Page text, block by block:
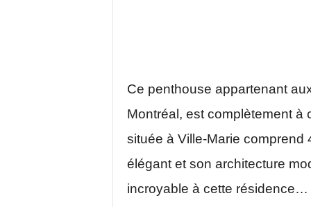
Ce penthouse appartenant
Montréal, est complètement à
située à Ville-Marie comprend
élégant et son architecture
incroyable à cette résidence…